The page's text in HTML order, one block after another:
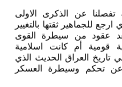
عن الذكرى الاولى
للجماهير ثقتها بالتغيير
عقود من سيطرة القوى
قومية أم كانت اسلامية
تاريخ العراق الحديث الذي
عن تحكم وسيطرة العسكر